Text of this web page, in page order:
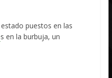
puestos en las
s en la burbuja, un